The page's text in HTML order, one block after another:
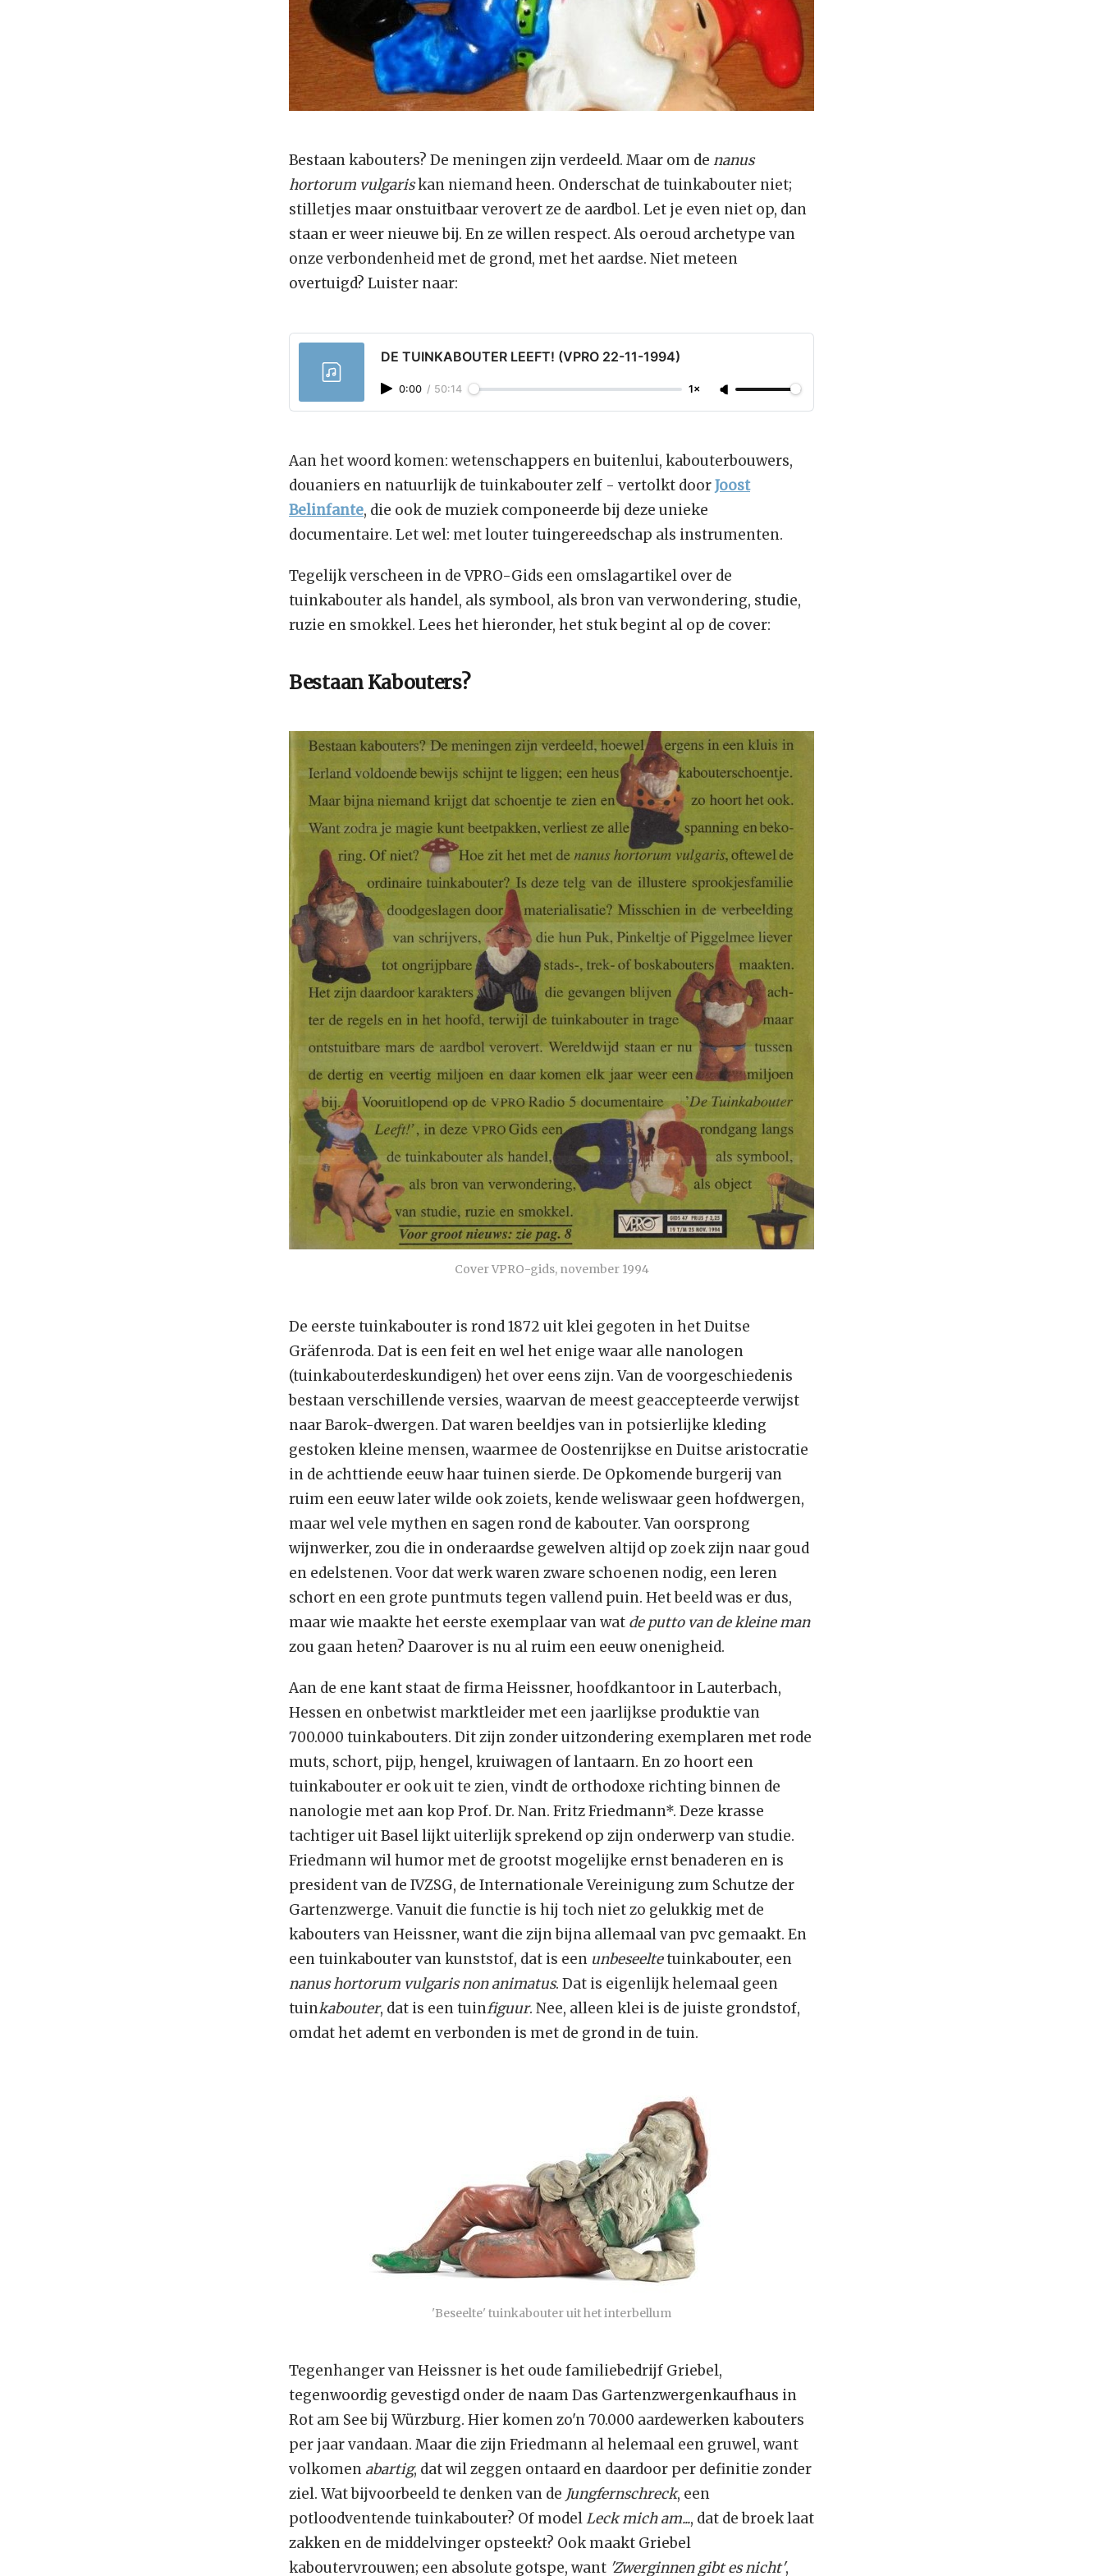
Bestaan kabouters? De meningen zijn verdeeld. Maar om de nanus
hortorum vulgariskan niemand heen. Onderschat de tuinkabouter niet;
stilletjes maar onstuitbaar verovert ze de aardbol. Let je even niet op, dan
staan er weer nieuwe bij. En ze willen respect. Als oeroud archetype van
onze verbondenheid met de grond, met het aardse. Niet meteen
overtuigd? Luister naar:
DE TUINKABOUTER LEEFT! (VPRO 22-11-1994)
0:00 / 50:14 1×
Aan het woord komen: wetenschappers en buitenlui, kabouterbouwers,
douaniers en natuurlijk de tuinkabouter zelf - vertolkt doorJoost
Belinfante, die ook de muziek componeerde bij deze unieke
documentaire. Let wel: met louter tuingereedschap als instrumenten.
Tegelijk verscheen in de VPRO-Gids een omslagartikel over de
tuinkabouter als handel, als symbool, als bron van verwondering, studie,
ruzie en smokkel. Lees het hieronder, het stuk begint al op de cover:
Bestaan Kabouters?
Cover VPRO-gids, november 1994
De eerste tuinkabouter is rond 1872 uit klei gegoten in het Duitse
Gräfenroda. Dat is een feit en wel het enige waar alle nanologen
(tuinkabouterdeskundigen) het over eens zijn. Van de voorgeschiedenis
bestaan verschillende versies, waarvan de meest geaccepteerde verwijst
naar Barok-dwergen. Dat waren beeldjes van in potsierlijke kleding
gestoken kleine mensen, waarmee de Oostenrijkse en Duitse aristocratie
in de achttiende eeuw haar tuinen sierde. De Opkomende burgerij van
ruim een eeuw later wilde ook zoiets, kende weliswaar geen hofdwergen,
maar wel vele mythen en sagen rond de kabouter. Van oorsprong
wijnwerker, zou die in onderaardse gewelven altijd op zoek zijn naar goud
en edelstenen. Voor dat werk waren zware schoenen nodig, een leren
schort en een grote puntmuts tegen vallend puin. Het beeld was er dus,
maar wie maakte het eerste exemplaar van wat de putto van de kleine man
zou gaan heten? Daarover is nu al ruim een eeuw onenigheid.
Aan de ene kant staat de firma Heissner, hoofdkantoor in Lauterbach,
Hessen en onbetwist marktleider met een jaarlijkse produktie van
700.000 tuinkabouters. Dit zijn zonder uitzondering exemplaren met rode
muts, schort, pijp, hengel, kruiwagen of lantaarn. En zo hoort een
tuinkabouter er ook uit te zien, vindt de orthodoxe richting binnen de
nanologie met aan kop Prof. Dr. Nan. Fritz Friedmann*. Deze krasse
tachtiger uit Basel lijkt uiterlijk sprekend op zijn onderwerp van studie.
Friedmann wil humor met de grootst mogelijke ernst benaderen en is
president van de IVZSG, de Internationale Vereinigung zum Schutze der
Gartenzwerge. Vanuit die functie is hij toch niet zo gelukkig met de
kabouters van Heissner, want die zijn bijna allemaal van pvc gemaakt. En
een tuinkabouter van kunststof, dat is een unbeseeltetuinkabouter, een
nanus hortorum vulgaris non animatus. Dat is eigenlijk helemaal geen
tuinkabouter, dat is een tuinfiguur. Nee, alleen klei is de juiste grondstof,
omdat het ademt en verbonden is met de grond in de tuin.
'Beseelte' tuinkabouter uit het interbellum
Tegenhanger van Heissner is het oude familiebedrijf Griebel,
tegenwoordig gevestigd onder de naam Das Gartenzwergenkaufhaus in
Rot am See bij Würzburg. Hier komen zo'n 70.000 aardewerken kabouters
per jaar vandaan. Maar die zijn Friedmann al helemaal een gruwel, want
volkomen abartig, dat wil zeggen ontaard en daardoor per definitie zonder
ziel. Wat bijvoorbeeld te denken van de Jungfernschreck, een
potloodventende tuinkabouter? Of modelLeck mich am..., dat de broek laat
zakken en de middelvinger opsteekt? Ook maakt Griebel
kaboutervrouwen; een absolute gotspe, want 'Zwerginnen gibt es nicht',